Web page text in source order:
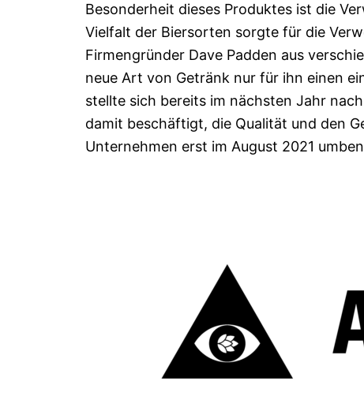
Besonderheit dieses Produktes ist die
Vielfalt der Biersorten sorgte für die
Firmengründer Dave Padden aus
neue Art von Getränk nur für ihn einen
stellte sich bereits im nächsten Jahr
damit beschäftigt, die Qualität und den
Unternehmen erst im August 2021